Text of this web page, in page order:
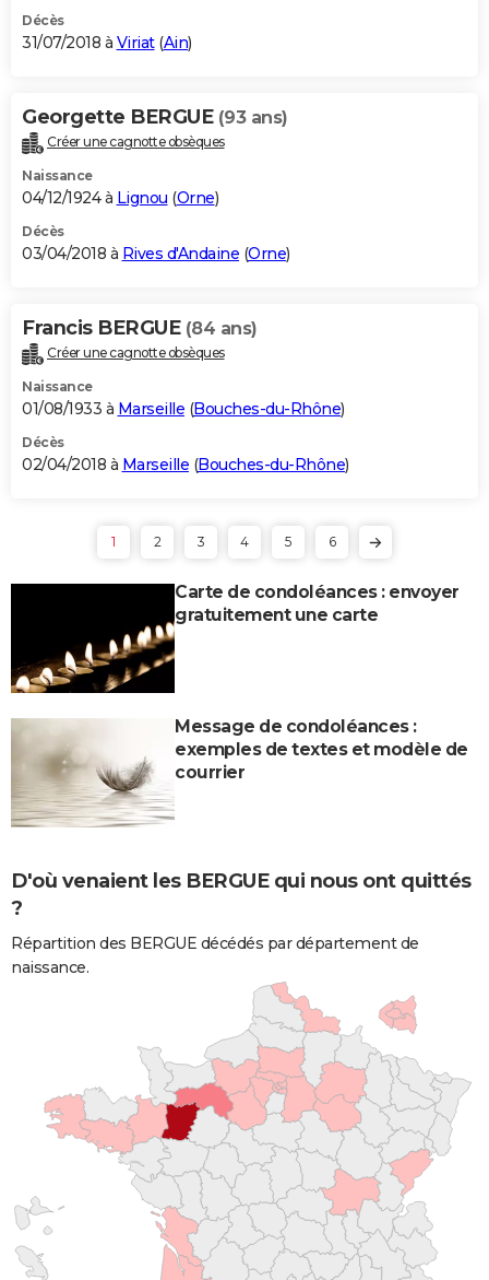
Décès
31/07/2018 à Viriat(Ain)
Georgette BERGUE (93 ans)
Créer une cagnotte obsèques
Naissance
04/12/1924 à Lignou (Orne)
Décès
03/04/2018 à Rives d'Andaine (Orne)
Francis BERGUE (84 ans)
Créer une cagnotte obsèques
Naissance
01/08/1933 à Marseille (Bouches-du-Rhône)
Décès
02/04/2018 à Marseille (Bouches-du-Rhône)
1 2 3 4 5 6
Carte de condoléances : envoyer
gratuitement une carte
Message de condoléances :
exemples de textes et modèle de
courrier
D'où venaient les BERGUE qui nous ont quittés
?
Répartition des BERGUE décédés par département de
naissance.